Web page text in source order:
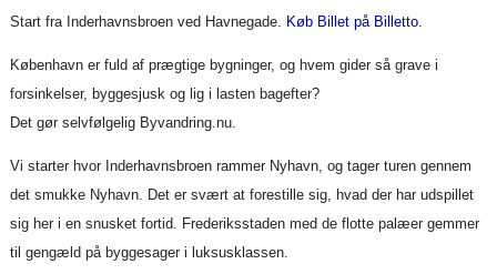
Start fra Inderhavnsbroen ved Havnegade. Køb Billet på Billetto.
København er fuld af prægtige bygninger, og hvem gider så grave i
forsinkelser, byggesjusk og lig i lasten bagefter?
Det gør selvfølgelig Byvandring.nu.
Vi starter hvor Inderhavnsbroen rammer Nyhavn, og tager turen gennem
det smukke Nyhavn. Det er svært at forestille sig, hvad der har udspillet
sig her i en snusket fortid. Frederiksstaden med de flotte palæer gemmer
til gengæld på byggesager i luksusklassen.